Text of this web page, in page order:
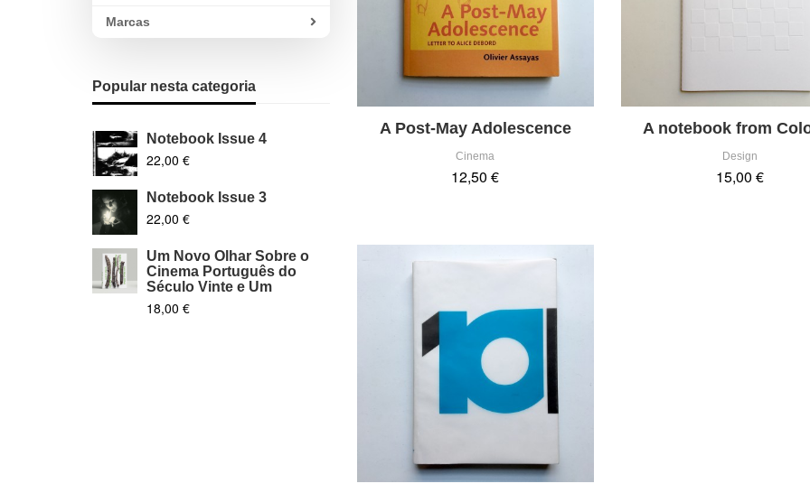
Marcas
Popular nesta categoria
Notebook Issue 4
22,00 €
Notebook Issue 3
22,00 €
Um Novo Olhar Sobre o
Cinema Português do
Século Vinte e Um
18,00 €
A Post-May Adolescence
Cinema
12,50 €
A notebook from
Design
15,00 €